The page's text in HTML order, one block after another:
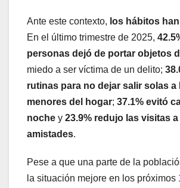
Ante este contexto, los hábitos
En el último trimestre de 2025,
personas dejó de portar objetos
miedo a ser víctima de un delito;
rutinas para no dejar salir solas a
menores del hogar; 37.1% evitó
noche y 23.9% redujo las visitas
amistades.
Pese a que una parte de la
la situación mejore en los próximos